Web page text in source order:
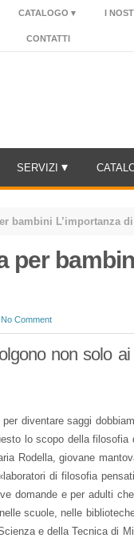
CATALOGO I
CONTATTI
SERVIZI
bambini L’importanza
per
No Comment
non solo
diventare saggi
lo scopo della
Rodella, giovane
di filosofia
domande e per adulti
scuole, nelle
e della Tecnica di